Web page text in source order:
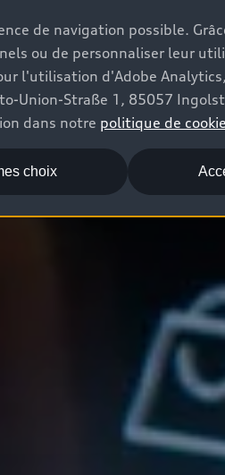
de navigation possible.
ou de personnaliser leur
l'utilisation d'Adobe
Union-Straße 1, 85057
dans notre politique de
choix